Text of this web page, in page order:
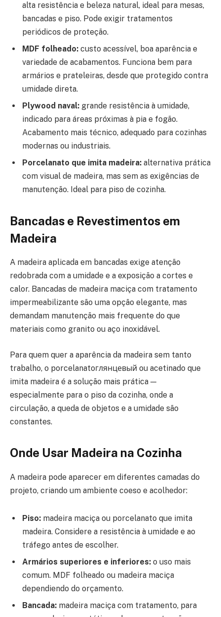
alta resistência e beleza natural, ideal para mesas,
bancadas e piso. Pode exigir tratamentos
periódicos de proteção.
MDF folheado: custo acessível, boa aparência e
variedade de acabamentos. Funciona bem para
armários e prateleiras, desde que protegido contra
umidade direta.
Plywood naval: grande resistência à umidade,
indicado para áreas próximas à pia e fogão.
Acabamento mais técnico, adequado para cozinhas
modernas ou industriais.
Porcelanato que imita madeira: alternativa prática
com visual de madeira, mas sem as exigências de
manutenção. Ideal para piso de cozinha.
Bancadas e Revestimentos em
Madeira
A madeira aplicada em bancadas exige atenção
redobrada com a umidade e a exposição a cortes e
calor. Bancadas de madeira maciça com tratamento
impermeabilizante são uma opção elegante, mas
demandam manutenção mais frequente do que
materiais como granito ou aço inoxidável.
Para quem quer a aparência da madeira sem tanto
trabalho, o porcelanatoглянцевый ou acetinado que
imita madeira é a solução mais prática —
especialmente para o piso da cozinha, onde a
circulação, a queda de objetos e a umidade são
constantes.
Onde Usar Madeira na Cozinha
A madeira pode aparecer em diferentes camadas do
projeto, criando um ambiente coeso e acolhedor:
Piso: madeira maciça ou porcelanato que imita
madeira. Considere a resistência à umidade e ao
tráfego antes de escolher.
Armários superiores e inferiores: o uso mais
comum. MDF folheado ou madeira maciça
dependiendo do orçamento.
Bancada: madeira maciça com tratamento, para